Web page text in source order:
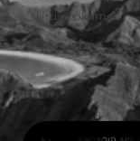
Urus Dokumen